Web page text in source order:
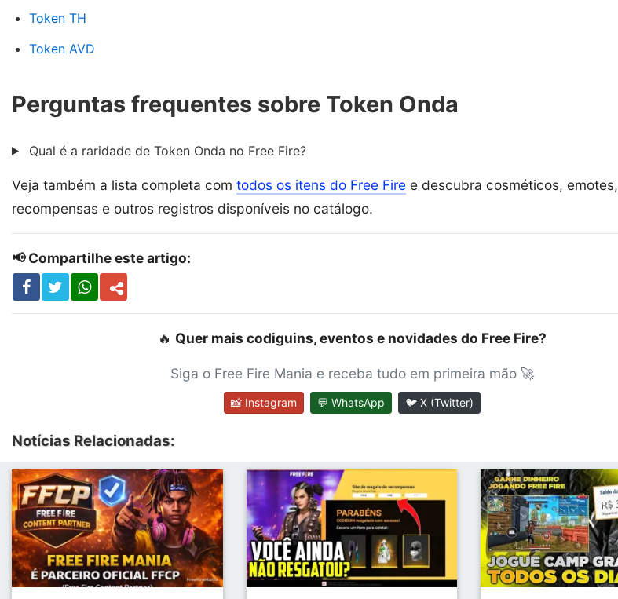
Token TH
Token AVD
Perguntas frequentes sobre Token Onda
Qual é a raridade de Token Onda no Free Fire?
Veja também a lista completa com todos os itens do Free Fire e descubra cosméticos, emotes,
recompensas e outros registros disponíveis no catálogo.
📢 Compartilhe este artigo:
🔥 Quer mais codiguins, eventos e novidades do Free Fire?
Siga o Free Fire Mania e receba tudo em primeira mão 🚀
📸 Instagram 💬 WhatsApp 🐦 X (Twitter)
Notícias Relacionadas: